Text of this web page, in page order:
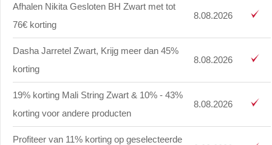
Afhalen Nikita Gesloten BH Zwart met tot
76€ korting
8.08.2026
Dasha Jarretel Zwart, Krijg meer dan 45%
korting
8.08.2026
19% korting Mali String Zwart & 10% - 43%
korting voor andere producten
8.08.2026
Profiteer van 11% korting op geselecteerde